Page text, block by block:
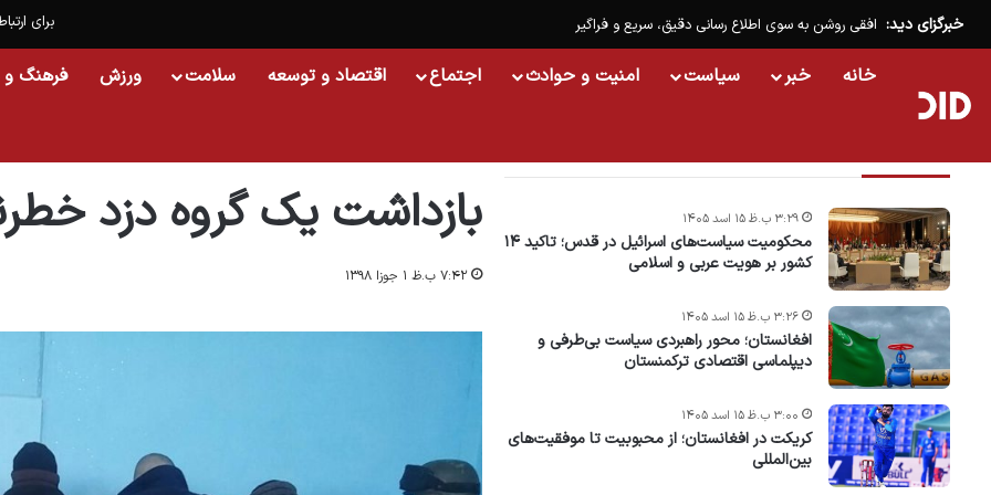
برای خبرگزای دید: افقی روشن به سوی اطلاع رسانی دقیق، سریع و فراگیر
خانه خبر سیاست امنیت و حوادث اجتماع اقتصاد و توسعه سلامت ورزش فرهنگ و
بازداشت یک گروه دزد
۷:۴۲ ب.ظ ۱ جوزا ۱۳۹۸
محکومیت سیاست‌های اسرائیل در قدس؛ تاکید ۱۴
کشور بر هویت عربی و اسلامی
۳:۲۹ ب.ظ ۱۵ اسد ۱۴۰۵
افغانستان؛ محور راهبردی سیاست بی‌طرفی و
دیپلماسی اقتصادی ترکمنستان
۳:۲۶ ب.ظ ۱۵ اسد ۱۴۰۵
کریکت در افغانستان؛ از محبوبیت تا موفقیت‌های
بین‌المللی
۳:۰۰ ب.ظ ۱۵ اسد ۱۴۰۵